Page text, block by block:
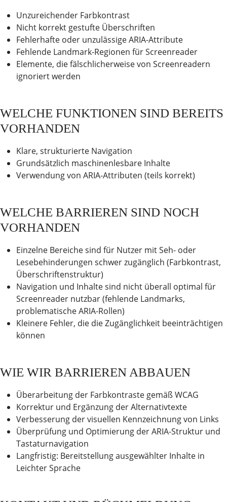
Unzureichender Farbkontrast
Nicht korrekt gestufte Überschriften
Fehlerhafte oder unzulässige ARIA-Attribute
Fehlende Landmark-Regionen für Screenreader
Elemente, die fälschlicherweise von Screenreadern
ignoriert werden
WELCHE FUNKTIONEN SIND BEREITS
VORHANDEN
Klare, strukturierte Navigation
Grundsätzlich maschinenlesbare Inhalte
Verwendung von ARIA-Attributen (teils korrekt)
WELCHE BARRIEREN SIND NOCH
VORHANDEN
Einzelne Bereiche sind für Nutzer mit Seh- oder
Lesebehinderungen schwer zugänglich (Farbkontrast,
Überschriftenstruktur)
Navigation und Inhalte sind nicht überall optimal für
Screenreader nutzbar (fehlende Landmarks,
problematische ARIA-Rollen)
Kleinere Fehler, die die Zugänglichkeit beeinträchtigen
können
WIE WIR BARRIEREN ABBAUEN
Überarbeitung der Farbkontraste gemäß WCAG
Korrektur und Ergänzung der Alternativtexte
Verbesserung der visuellen Kennzeichnung von Links
Überprüfung und Optimierung der ARIA-Struktur und
Tastaturnavigation
Langfristig: Bereitstellung ausgewählter Inhalte in
Leichter Sprache